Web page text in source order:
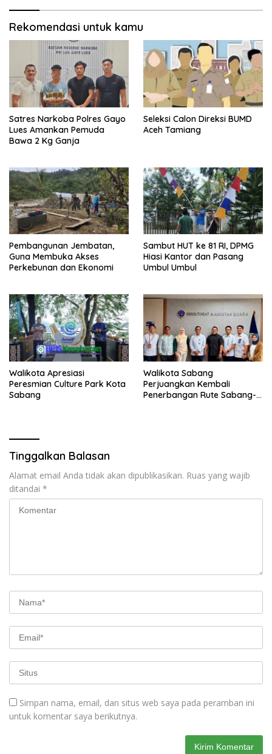
Rekomendasi untuk kamu
Satres Narkoba Polres Gayo
Lues Amankan Pemuda
Bawa 2 Kg Ganja
Seleksi Calon Direksi BUMD
Aceh Tamiang
Pembangunan Jembatan,
Guna Membuka Akses
Perkebunan dan Ekonomi
Sambut HUT ke 81 RI, DPMG
Hiasi Kantor dan Pasang
Umbul Umbul
Walikota Apresiasi
Peresmian Culture Park Kota
Sabang
Walikota Sabang
Perjuangkan Kembali
Penerbangan Rute Sabang-
Tinggalkan Balasan
Alamat email Anda tidak akan dipublikasikan. Ruas yang wajib
ditandai *
Simpan nama, email, dan situs web saya pada peramban ini
untuk komentar saya berikutnya.